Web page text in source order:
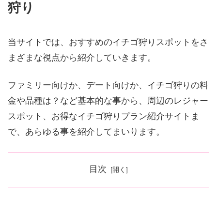
狩り
当サイトでは、おすすめのイチゴ狩りスポットをさ
まざまな視点から紹介していきます。
ファミリー向けか、デート向けか、イチゴ狩りの料
金や品種は？など基本的な事から、周辺のレジャー
スポット、お得なイチゴ狩りプラン紹介サイトま
で、あらゆる事を紹介してまいります。
目次